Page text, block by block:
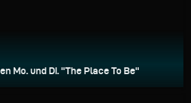
Mo. und Di. "The Place To Be"